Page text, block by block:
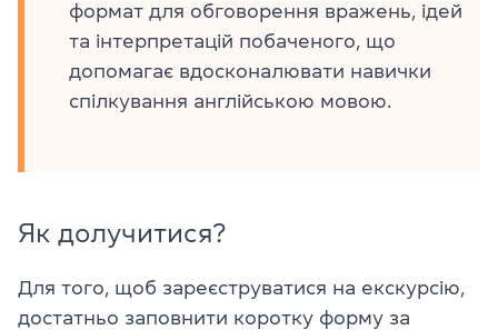
формат для обговорення вражень, ідей
та інтерпретацій побаченого, що
допомагає вдосконалювати навички
спілкування англійською мовою.
Як долучитися?
Для того, щоб зареєструватися на екскурсію,
достатньо заповнити коротку форму за